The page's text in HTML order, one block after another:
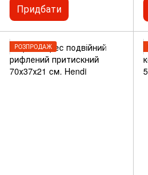
Придбати
РОЗПРОДАЖ